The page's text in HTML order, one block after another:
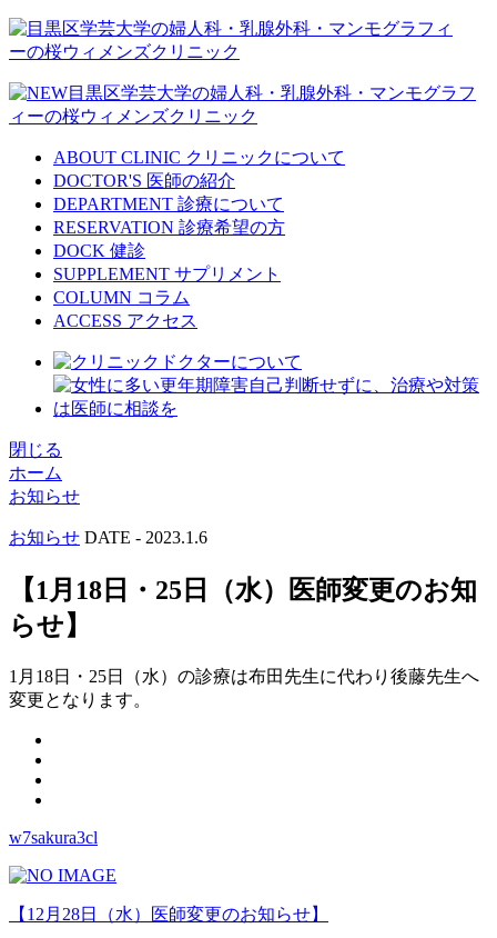
ABOUT CLINIC クリニックについて
DOCTOR'S 医師の紹介
DEPARTMENT 診療について
RESERVATION 診療希望の方
DOCK 健診
SUPPLEMENT サプリメント
COLUMN コラム
ACCESS アクセス
閉じる
ホーム
お知らせ
お知らせ DATE - 2023.1.6
【1月18日・25日（水）医師変更のお知
らせ】
1月18日・25日（水）の診療は布田先生に代わり後藤先生へ
変更となります。
w7sakura3cl
【12月28日（水）医師変更のお知らせ】